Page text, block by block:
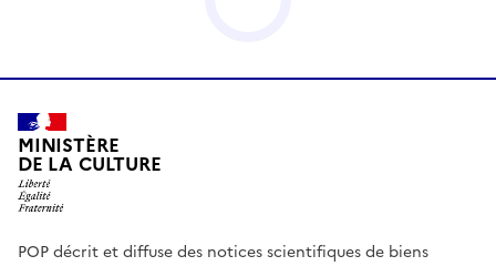
MINISTÈRE
DE LA CULTURE
POP décrit et diffuse des notices scientifiques de biens